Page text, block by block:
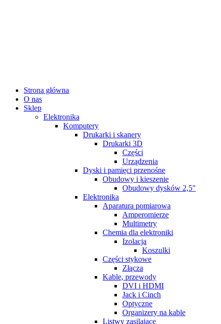
Strona główna
O nas
Sklep
Elektronika
Komputery
Drukarki i skanery
Drukarki 3D
Części
Urządzenia
Dyski i pamięci przenośne
Obudowy i kieszenie
Obudowy dysków 2,5"
Elektronika
Aparatura pomiarowa
Amperomierze
Multimetry
Chemia dla elektroniki
Izolacja
Koszulki
Części stykowe
Złącza
Kable, przewody
DVI i HDMI
Jack i Cinch
Optyczne
Organizery na kable
Listwy zasilające